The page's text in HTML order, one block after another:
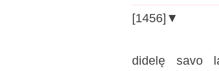
[1456]▼
didelę savo